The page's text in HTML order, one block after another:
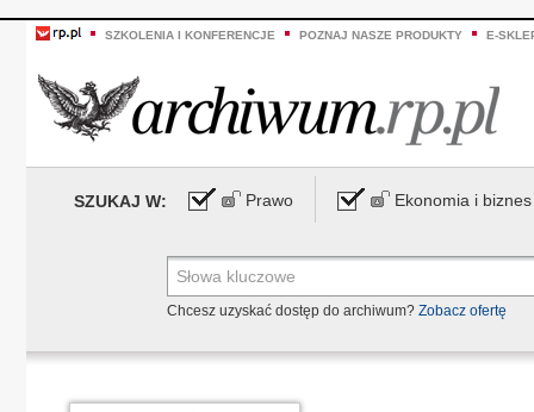
SZKOLENIA I KONFERENCJE POZNAJ NASZE PRODUKTY E-
SZUKAJ W: Prawo Ekonomia i biznes
Chcesz uzyskać dostęp do archiwum? Zobacz ofertę